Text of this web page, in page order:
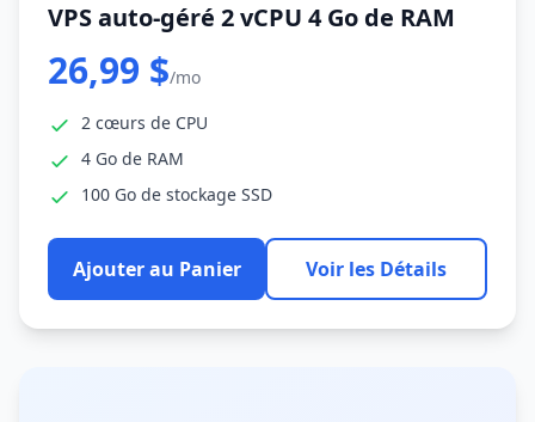
VPS auto-géré 2 vCPU 4 Go de RAM
26,99 $/mo
2 cœurs de CPU
4 Go de RAM
100 Go de stockage SSD
Ajouter au Panier Voir les Détails